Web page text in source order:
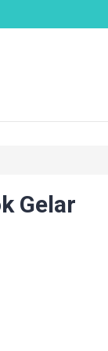
Gelar